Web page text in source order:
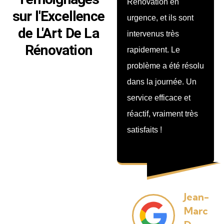
sur l'Excellence
de L'Art De La
Rénovation
a été ponctuelle,
professionnelle et a
terminé les travaux
urgence, et ils sont
intervenus très
rapidement. Le
problème a été résolu
dans la journée. Un
service efficace et
réactif, vraiment très
satisfaits !
Jean-
Marc